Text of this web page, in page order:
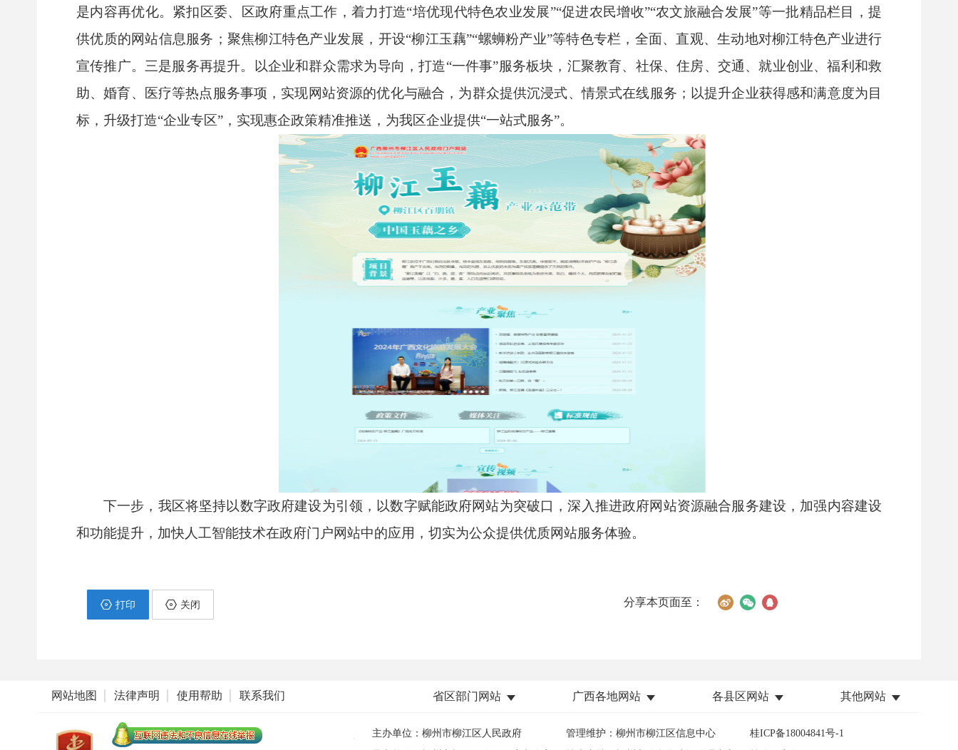
是内容再优化。 紧扣区委、区政府重点工作，着力打造“培优现代特色农业发展”“促进农民增收”“农文旅融合发展”等一批精品栏目，提
供优质的网站信息服务；聚焦柳江特色产业发展，开设“柳江玉藕”“螺蛳粉产业”等特色专栏，全面、直观、生动地对柳江特色产业进行
宣传推广。 三是服务再提升。 以企业和群众需求为导向，打造“一件事”服务板块，汇聚教育、社保、住房、交通、就业创业、福利和救
助、婚育、医疗等热点服务事项，实现网站资源的优化与融合，为群众提供沉浸式、情景式在线服务；以提升企业获得感和满意度为目
标，升级打造“企业专区” ，实现惠企政策精准推送，为我区企业提供“一站式服务”。
下一步，我区将坚持以数字政府建设为引领，以数字赋能政府网站为突破口，深入推进政府网站资源融合服务建设，加强内容建设
和功能提升，加快人工智能技术在政府门户网站中的应用，切实为公众提供优质网站服务体验。
打印 关闭 分享本页面至：
网站地图 法律声明 使用帮助 联系我们 省区部门网站 广西各地网站 各县区网站 其他网站
主办单位：柳州市柳江区人民政府
管理维护：柳州市柳江区信息中心
桂ICP备18004841号-1